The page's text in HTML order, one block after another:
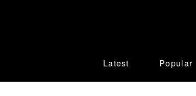
Latest Popular